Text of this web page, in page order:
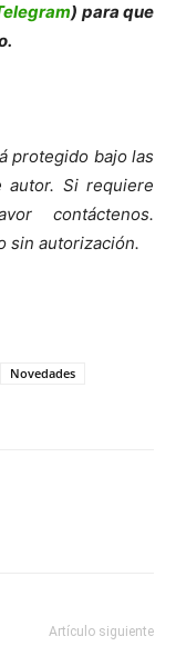
) para que
protegido bajo las
autor. Si requiere
contáctenos.
sin autorización.
Novedades
Artículo siguiente